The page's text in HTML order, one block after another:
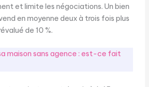
et limite les négociations. Un bien
en moyenne deux à trois fois plus
de 10 %.
maison sans agence : est-ce fait